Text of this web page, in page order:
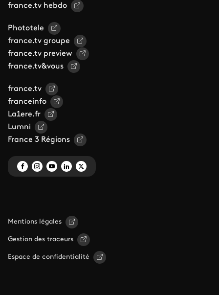
france.tv hebdo
Phototele
france.tv groupe
france.tv preview
france.tv&vous
france.tv
franceinfo
La1ere.fr
Lumni
France 3 Régions
Mentions légales
Gestion des traceurs
Espace de confidentialité